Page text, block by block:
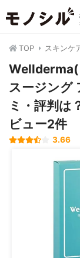
TOP スキンケ
Wellderma(
スージング
ミ・評判は
ビュー2件
3.66